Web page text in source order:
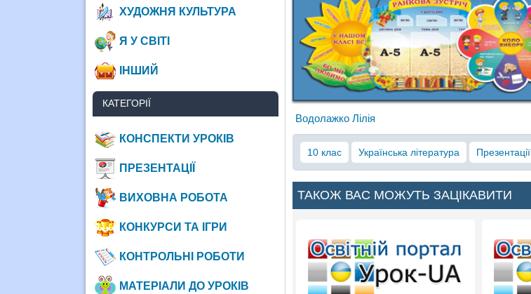
Водолажко Лілія
10 клас Українська література Презентації
ТАКОЖ ВАС МОЖУТЬ ЗАЦІКАВИТИ
ХУДОЖНЯ КУЛЬТУРА
Я У СВІТІ
ІНШИЙ
КАТЕГОРІЇ
КОНСПЕКТИ УРОКІВ
ПРЕЗЕНТАЦІЇ
ВИХОВНА РОБОТА
КОНКУРСИ ТА ІГРИ
КОНТРОЛЬНІ РОБОТИ
МАТЕРІАЛИ ДО УРОКІВ